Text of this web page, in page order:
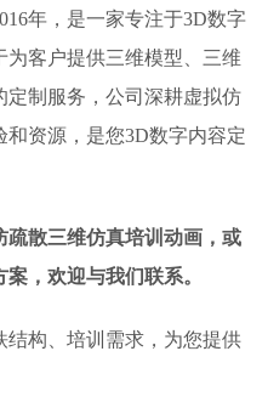
年，是一家专注于3D数字
客户提供三维模型、三维
制服务，公司深耕虚拟仿
资源，是您3D数字内容定
散三维仿真培训动画，或
，欢迎与我们联系。
构、培训需求，为您提供